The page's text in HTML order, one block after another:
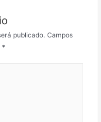
publicado. Campos
*